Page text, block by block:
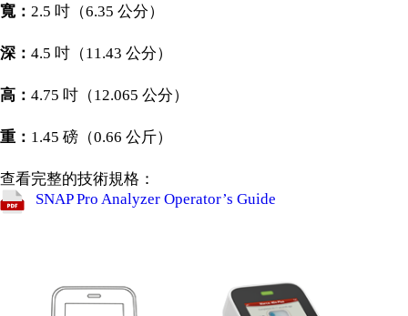
寬： 2.5 吋（6.35 公分）
深： 4.5 吋（11.43 公分）
高： 4.75 吋（12.065 公分）
重： 1.45 磅（0.66 公斤）
查看完整的技術規格：
SNAP Pro Analyzer Operator’s Guide